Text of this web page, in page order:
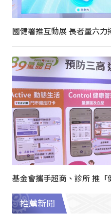
國健署推互動展 長者量六力
基金會攜手超商、診所 推「
推薦新聞